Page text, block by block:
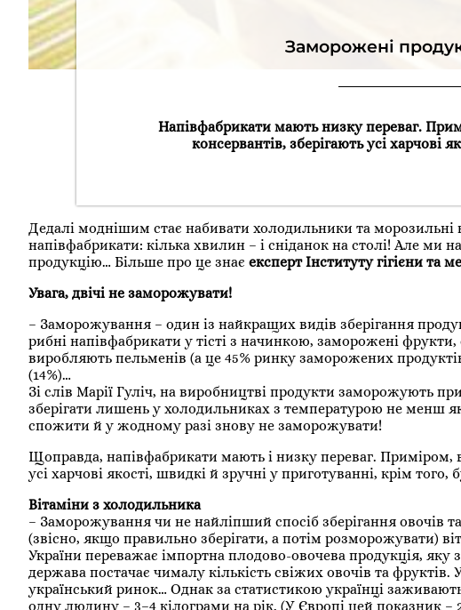
Заморожені
Напівфабрикати мають низку переваг.
консервантів, зберігають усі харчові
Дедалі моднішим стає набивати холодильники та
напівфабрикати: кілька хвилин – і сніданок на столі! Але ми
продукцію… Більше про це знає експерт Інституту гігієни та
Увага, двічі не заморожувати!
– Заморожування – один із найкращих видів зберігання
рибні напівфабрикати у тісті з начинкою, заморожені
виробляють пельменів (а це 45% ринку заморожених
(14%)…
Зі слів Марії Гуліч, на виробництві продукти заморожують
зберігати лишень у холодильниках з температурою не менш
спожити й у жодному разі знову не заморожувати!
Щоправда, напівфабрикати мають і низку переваг. Приміром,
усі харчові якості, швидкі й зручні у приготуванні, крім
Вітаміни з холодильника
– Заморожування чи не найліпший спосіб зберігання овочів
(звісно, якщо правильно зберігати, а потім розморожувати)
України переважає імпортна плодово-овочева продукція,
держава постачає чималу кількість свіжих овочів та
український ринок… Однак за статистикою українці
одну людину – 3–4 кілограми на рік. (У Європі цей показник –